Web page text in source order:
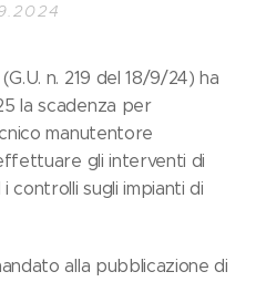
n. 219 del 18/9/24) ha
la scadenza per
manutentore
gli interventi di
controlli sugli impianti di
alla pubblicazione di